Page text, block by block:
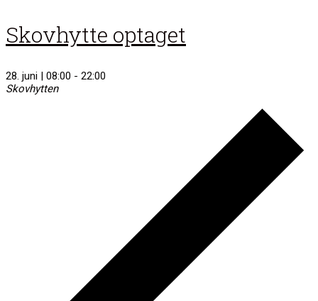
Skovhytte optaget
28. juni | 08:00 - 22:00
Skovhytten